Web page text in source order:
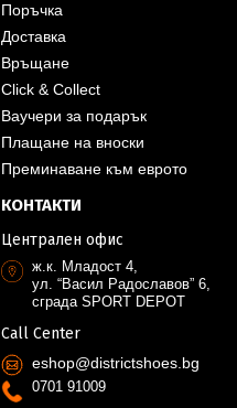
Поръчка
Доставка
Връщане
Click & Collect
Ваучери за подарък
Плащане на вноски
Преминаване към еврото
КОНТАКТИ
Централен офис
ж.к. Младост 4,
ул. “Васил Радославов” 6,
сграда SPORT DEPOT
Call Center
eshop@districtshoes.bg
0701 91009